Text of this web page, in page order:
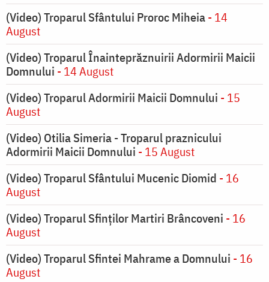
(Video) Troparul Sfântului Proroc Miheia- 14
August
(Video) Troparul Înainteprăznuirii Adormirii Maicii
Domnului - 14 August
(Video) Troparul Adormirii Maicii Domnului - 15
August
(Video) Otilia Simeria - Troparul praznicului
Adormirii Maicii Domnului - 15 August
(Video) Troparul Sfântului Mucenic Diomid - 16
August
(Video) Troparul Sfinților Martiri Brâncoveni - 16
August
(Video) Troparul Sfintei Mahrame a Domnului - 16
August